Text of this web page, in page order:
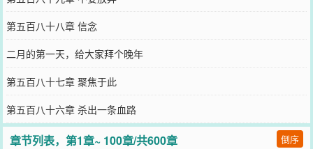
第五百八十八章 信念
二月的第一天，给大家拜个晚年
第五百八十七章 聚焦于此
第五百八十六章 杀出一条血路
章节列表，第1章~ 100章/共600章 倒序